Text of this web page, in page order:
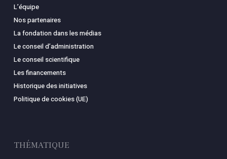
L’équipe
Nos partenaires
La fondation dans les médias
Le conseil d’administration
Le conseil scientifique
Les financements
Historique des initiatives
Politique de cookies (UE)
THÉMATIQUE